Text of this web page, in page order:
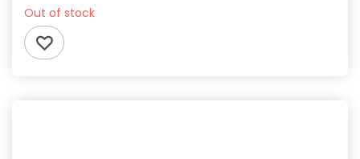
Out of stock